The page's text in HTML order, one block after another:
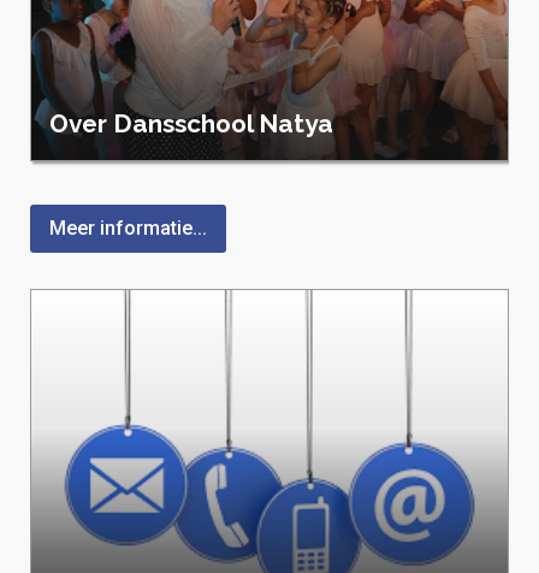
Over Dansschool Natya
Meer informatie...